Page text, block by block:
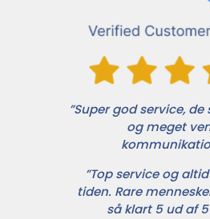
”Super god service,
og meget
”Top service og
tiden. Rare
så klart 5 ud af